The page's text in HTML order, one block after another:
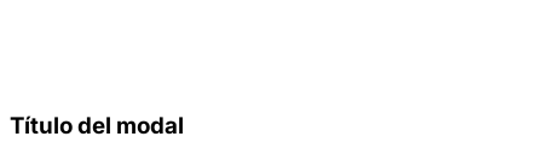
Título del modal